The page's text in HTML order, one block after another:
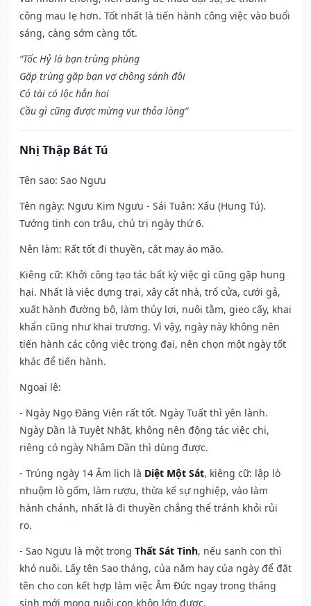
công mau lẹ hơn. Tốt nhất là tiến hành công việc vào buổi
sáng, càng sớm càng tốt.
“Tốc Hỷ là bạn trùng phùng
Gặp trùng gặp bạn vợ chồng sánh đôi
Có tài có lộc hẳn hoi
Cầu gì cũng được mừng vui thỏa lòng”
Nhị Thập Bát Tú
Tên sao: Sao Ngưu
Tên ngày: Ngưu Kim Ngưu - Sái Tuân: Xấu (Hung Tú).
Tướng tinh con trâu, chủ trị ngày thứ 6.
Nên làm: Rất tốt đi thuyền, cắt may áo mão.
Kiêng cữ: Khởi công tạo tác bất kỳ việc gì cũng gặp hung
hại. Nhất là việc dựng trại, xây cất nhà, trổ cửa, cưới gả,
xuất hành đường bộ, làm thủy lợi, nuôi tằm, gieo cấy, khai
khẩn cũng như khai trương. Vì vậy, ngày này không nên
tiến hành các công việc trọng đại, nên chọn một ngày tốt
khác để tiến hành.
Ngoại lệ:
- Ngày Ngọ Đăng Viên rất tốt. Ngày Tuất thì yên lành.
Ngày Dần là Tuyệt Nhật, không nên động tác việc chi,
riêng có ngày Nhâm Dần thì dùng được.
- Trúng ngày 14 Âm lịch là Diệt Một Sát, kiêng cữ: lập lò
nhuộm lò gốm, làm rượu, thừa kế sự nghiệp, vào làm
hành chánh, nhất là đi thuyền chẳng thể tránh khỏi rủi
ro.
- Sao Ngưu là một trong Thất Sát Tinh, nếu sanh con thì
khó nuôi. Lấy tên Sao tháng, của năm hay của ngày để đặt
tên cho con kết hợp làm việc Âm Đức ngay trong tháng
sinh mới mong nuôi con khôn lớn được.